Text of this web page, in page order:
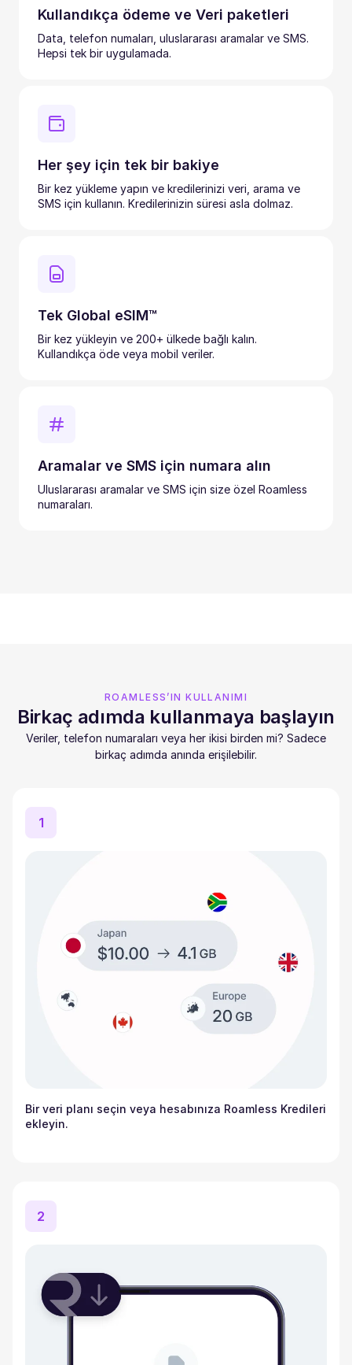
Kullandıkça ödeme ve Veri paketleri
Data, telefon numaları, uluslararası aramalar ve SMS.
Hepsi tek bir uygulamada.
Her şey için tek bir bakiye
Bir kez yükleme yapın ve kredilerinizi veri, arama ve
SMS için kullanın. Kredilerinizin süresi asla dolmaz.
Tek Global eSIM™
Bir kez yükleyin ve 200+ ülkede bağlı kalın.
Kullandıkça öde veya mobil veriler.
Aramalar ve SMS için numara alın
Uluslararası aramalar ve SMS için size özel Roamless
numaraları.
ROAMLESS’IN KULLANIMI
Birkaç adımda kullanmaya başlayın
Veriler, telefon numaraları veya her ikisi birden mi? Sadece
birkaç adımda anında erişilebilir.
1
Bir veri planı seçin veya hesabınıza Roamless Kredileri
ekleyin.
2